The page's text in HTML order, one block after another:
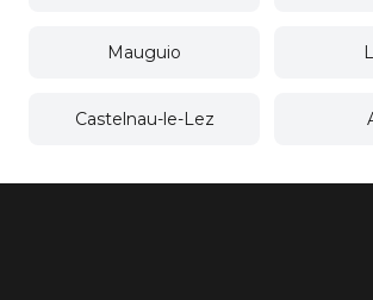
Mauguio
Castelnau-le-Lez